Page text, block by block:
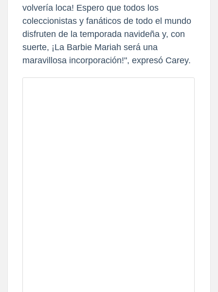
volvería loca! Espero que todos los
coleccionistas y fanáticos de todo el mundo
disfruten de la temporada navideña y, con
suerte, ¡La Barbie Mariah será una
maravillosa incorporación!", expresó Carey.